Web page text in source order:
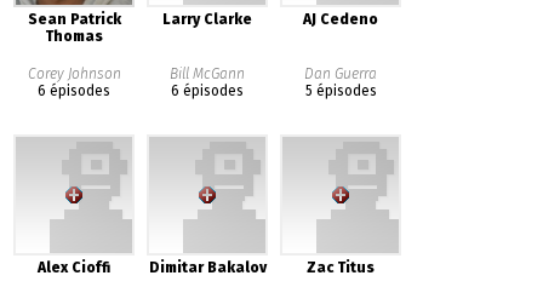
Sean Patrick
Thomas
Corey Johnson
6 épisodes
Larry Clarke
Bill McGann
6 épisodes
AJ Cedeno
Dan Guerra
5 épisodes
Alex Cioffi Dimitar Bakalov Zac Titus